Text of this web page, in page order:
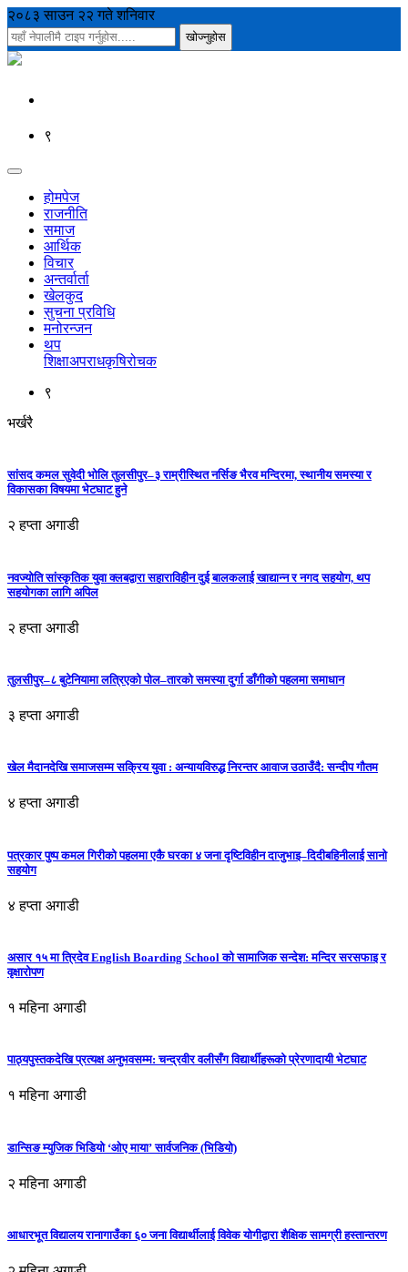
२०८३ साउन २२ गते शनिवार
९
होमपेज
राजनीति
समाज
आर्थिक
विचार
अन्तर्वार्ता
खेलकुद
सुचना प्रविधि
मनोरन्जन
थप
शिक्षाअपराधकृषिरोचक
९
भर्खरै
सांसद कमल सुवेदी भोलि तुलसीपुर–३ राम्रीस्थित नर्सिङ भैरव मन्दिरमा, स्थानीय समस्या र
विकासका विषयमा भेटघाट हुने
२ हप्ता अगाडी
नवज्योति सांस्कृतिक युवा क्लबद्वारा सहाराविहीन दुई बालकलाई खाद्यान्न र नगद सहयोग, थप
सहयोगका लागि अपिल
२ हप्ता अगाडी
तुलसीपुर–८ बुटेनियामा लत्रिएको पोल–तारको समस्या दुर्गा डाँगीको पहलमा समाधान
३ हप्ता अगाडी
खेल मैदानदेखि समाजसम्म सक्रिय युवा : अन्यायविरुद्ध निरन्तर आवाज उठाउँदै: सन्दीप गौतम
४ हप्ता अगाडी
पत्रकार पुष्प कमल गिरीको पहलमा एकै घरका ४ जना दृष्टिविहीन दाजुभाइ–दिदीबहिनीलाई सानो
सहयोग
४ हप्ता अगाडी
असार १५ मा त्रिदेव English Boarding School को सामाजिक सन्देश: मन्दिर सरसफाइ र
वृक्षारोपण
१ महिना अगाडी
पाठ्यपुस्तकदेखि प्रत्यक्ष अनुभवसम्म: चन्द्रवीर वलीसँग विद्यार्थीहरूको प्रेरणादायी भेटघाट
१ महिना अगाडी
डान्सिङ म्युजिक भिडियो ‘ओए माया’ सार्वजनिक (भिडियो)
२ महिना अगाडी
आधारभूत विद्यालय रानागाउँका ६० जना विद्यार्थीलाई विवेक योगीद्वारा शैक्षिक सामग्री हस्तान्तरण